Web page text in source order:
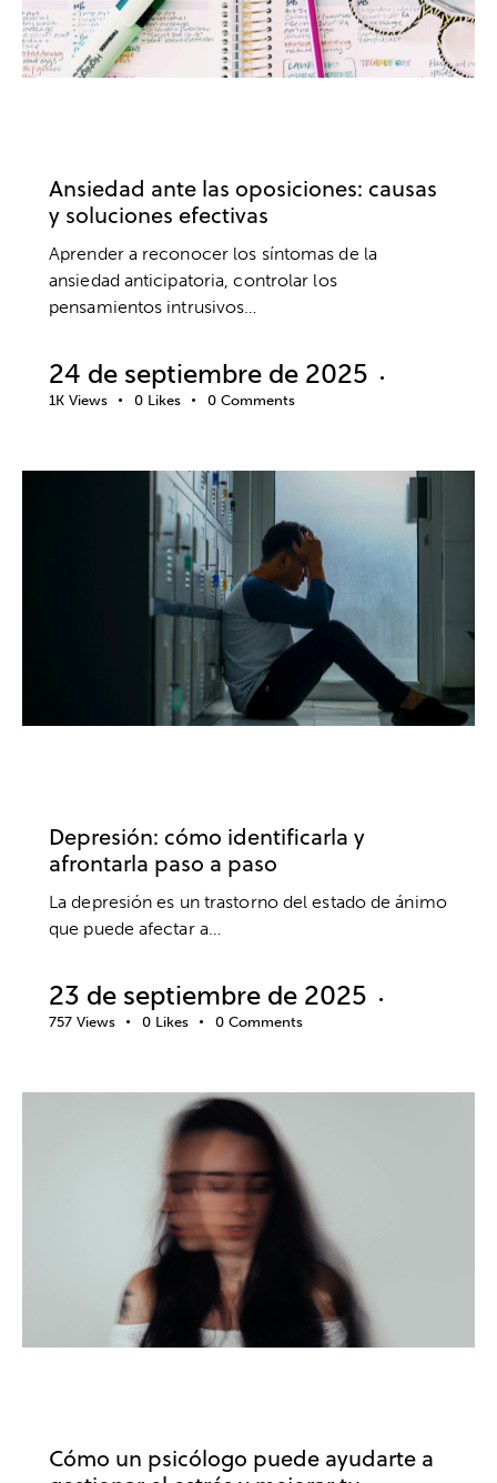
Ansiedad ante las oposiciones: causas
y soluciones efectivas
Aprender a reconocer los síntomas de la
ansiedad anticipatoria, controlar los
pensamientos intrusivos…
24 de septiembre de 2025
1K Views 0 Likes 0 Comments
Depresión: cómo identificarla y
afrontarla paso a paso
La depresión es un trastorno del estado de ánimo
que puede afectar a…
23 de septiembre de 2025
757 Views 0 Likes 0 Comments
Cómo un psicólogo puede ayudarte a